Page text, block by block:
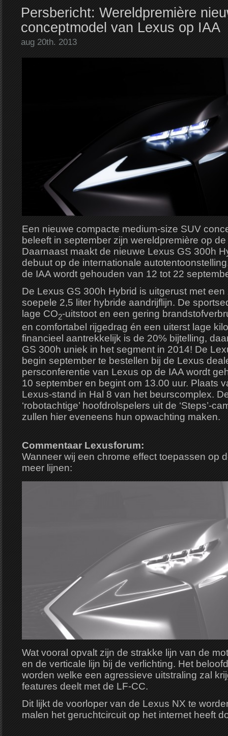
Persbericht: Wereldpremière
conceptmodel van Lexus op IAA
aug 20th. 2013
Een nieuwe compacte medium-size SUV
beleeft in september zijn wereldpremière op
Daarnaast maakt de nieuwe Lexus GS 300h
debuut op de internationale
de IAA wordt gehouden van 12 tot 22
De Lexus GS 300h Hybrid is uitgerust met een
soepele 2,5 liter hybride aandrijflijn. De
lage CO2-uitstoot en een gering
en comfortabel rijgedrag én een uiterst lage
financieel aantrekkelijk is de 20% bijtelling,
GS 300h uniek in het segment in 2014! De
begin september te bestellen bij de Lexus
persconferentie van Lexus op de IAA wordt
10 september en begint om 13.00 uur. Plaats
Lexus-stand in Hal 8 van het beurscomplex.
‘robotachtige’ hoofdrolspelers uit de ‘Steps’-
zullen hier eveneens hun opwachting maken.
Commentaar Lexusforum:
Wanneer wij een chrome effect toepassen op
meer lijnen:
Wat vooral opvalt zijn de strakke lijn van de
en de verticale lijn bij de verlichting. Het
worden welke een agressieve uitstraling zal
features deelt met de LF-CC.
Dit lijkt de voorloper van de Lexus NX te
malen het geruchtcircuit op het internet heeft